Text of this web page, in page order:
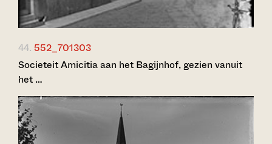
44. 552_701303
Societeit Amicitia aan het Bagijnhof, gezien vanuit
het …